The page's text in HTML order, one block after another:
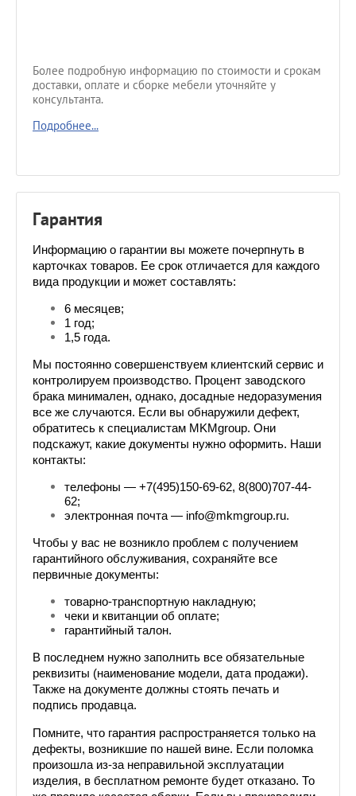
Более подробную информацию по стоимости и срокам
доставки, оплате и сборке мебели уточняйте у
консультанта.
Подробнее...
Гарантия
Информацию о гарантии вы можете почерпнуть в
карточках товаров. Ее срок отличается для каждого
вида продукции и может составлять:
6 месяцев;
1 год;
1,5 года.
Мы постоянно совершенствуем клиентский сервис и
контролируем производство. Процент заводского
брака минимален, однако, досадные недоразумения
все же случаются. Если вы обнаружили дефект,
обратитесь к специалистам MKMgroup. Они
подскажут, какие документы нужно оформить. Наши
контакты:
телефоны — +7(495)150-69-62, 8(800)707-44-
62;
электронная почта — info@mkmgroup.ru.
Чтобы у вас не возникло проблем с получением
гарантийного обслуживания, сохраняйте все
первичные документы:
товарно-транспортную накладную;
чеки и квитанции об оплате;
гарантийный талон.
В последнем нужно заполнить все обязательные
реквизиты (наименование модели, дата продажи).
Также на документе должны стоять печать и
подпись продавца.
Помните, что гарантия распространяется только на
дефекты, возникшие по нашей вине. Если поломка
произошла из-за неправильной эксплуатации
изделия, в бесплатном ремонте будет отказано. То